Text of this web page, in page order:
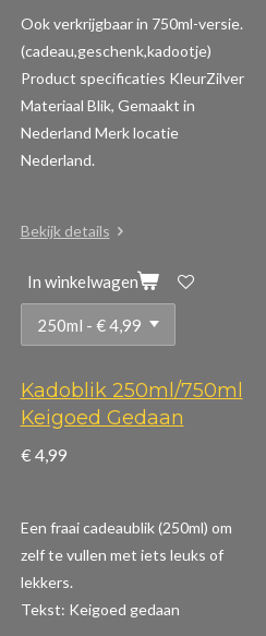
Ook verkrijgbaar in 750ml-versie.
(cadeau,geschenk,kadootje)
Product specificaties KleurZilver
Materiaal Blik, Gemaakt in
Nederland Merk locatie
Nederland.
Bekijk details
In winkelwagen
Kadoblik 250ml/750ml
Keigoed Gedaan
€ 4,99
Een fraai cadeaublik (250ml) om
zelf te vullen met iets leuks of
lekkers.
Tekst: Keigoed gedaan